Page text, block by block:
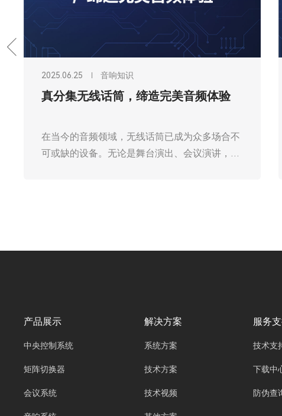
2025.06.25 音响知识
真分集无线话筒，让会议沟通更高效
在当今快节奏的商业世界中，高效的会议沟通是
企业成功的关键。而会议设备的质量，直接影响
配，为会议沟通带来了前所未有的便捷与高效。
产品展示
中央控制系统
矩阵切换器
会议系统
解决方案
系统方案
技术方案
技术视频
服务
技术支
下载中
防伪查